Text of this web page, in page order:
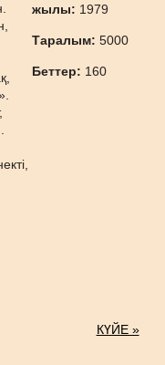
жылы: 1979
Таралым:5000
Беттер: 160
КҮЙЕ »